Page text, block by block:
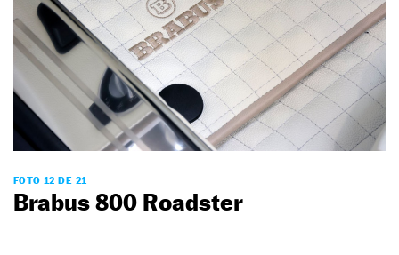
FOTO 12 DE 21
Brabus 800 Roadster